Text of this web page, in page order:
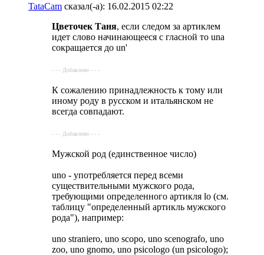
TataCam сказал(-а): 16.02.2015 02:22
Цветочек Таня, если следом за артиклем
идет слово начинающееся с гласной то una
сокращается до un'
- - - Добавлено - - -
К сожалению принадлежность к тому или
иному роду в русском и итальянском не
всегда совпадают.
- - - Добавлено - - -
Мужской род (единственное число)
uno - употребляется перед всеми
существительными мужского рода,
требующими определенного артикля lo (см.
таблицу "определенный артикль мужского
рода"), например:
uno straniero, uno scopo, uno scenografo, uno
zoo, uno gnomo, uno psicologo (un psicologo);